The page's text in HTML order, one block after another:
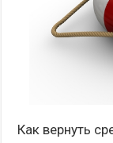
Как вернуть